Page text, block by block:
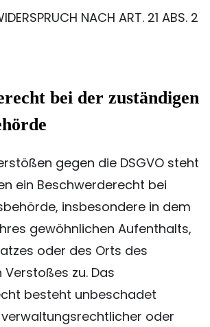
NACH ART. 21 ABS. 2
bei der zuständigen
gegen die DSGVO steht
ein Beschwerderecht bei
insbesondere in dem
gewöhnlichen Aufenthalts,
oder des Orts des
zu. Das
besteht unbeschadet
oder